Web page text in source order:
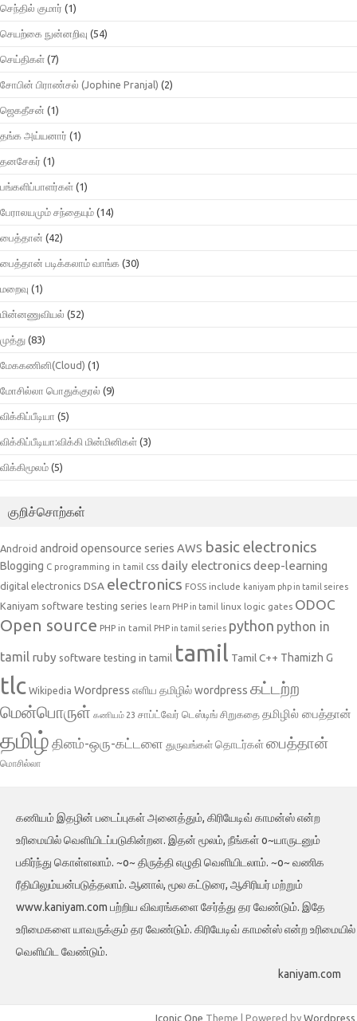
செந்தில் குமார் (1)
செயற்கை நுன்னறிவு (54)
செய்திகள் (7)
சோபின் பிராண்சல் (Jophine Pranjal) (2)
ஜெகதீசன் (1)
தங்க அய்யனார் (1)
தனசேகர் (1)
பங்களிப்பாளர்கள் (1)
பேராலயமும் சந்தையும் (14)
பைத்தான் (42)
பைத்தான் படிக்கலாம் வாங்க (30)
மறைவு (1)
மின்னணுவியல் (52)
முத்து (83)
மேககணினி(Cloud) (1)
மோசில்லா பொதுக்குரல் (9)
விக்கிப்பீடியா (5)
விக்கிப்பீடியா:விக்கி மின்மினிகள் (3)
விக்கிமூலம் (5)
குறிச்சொற்கள்
Android android opensource series AWS basic electronics
Blogging C programming in tamil css daily electronicsdeep-learning
digital electronics DSA electronics FOSS include kaniyam php in tamil seires
Kaniyam software testing series learn PHP in tamil linux logic gates ODOC
Open source PHP in tamil PHP in tamil series python python in
tamil ruby software testing in tamil tamil Tamil C++ Thamizh G
tlc Wikipedia Wordpress எளிய தமிழில் wordpress கட்டற்ற
மென்பொருள் கணியம் 23 சாப்ட்வேர் டெஸ்டிங் சிறுகதை தமிழில் பைத்தான்
தமிழ் தினம்-ஒரு-கட்டளை துருவங்கள் தொடர்கள்பைத்தான்
மொசில்லா
கணியம் இதழின் படைப்புகள் அனைத்தும், கிரியேடிவ் காமன்ஸ் என்ற
உரிமையில் வெளியிடப்படுகின்றன. இதன் மூலம், நீங்கள் o~யாருடனும்
பகிர்ந்து கொள்ளலாம். ~o~ திருத்தி எழுதி வெளியிடலாம். ~o~ வணிக
ரீதியிலும்யன்படுத்தலாம். ஆனால், மூல கட்டுரை, ஆசிரியர் மற்றும்
www.kaniyam.com பற்றிய விவரங்களை சேர்த்து தர வேண்டும். இதே
உரிமைகளை யாவருக்கும் தர வேண்டும். கிரியேடிவ் காமன்ஸ் என்ற உரிமையில்
வெளியிட வேண்டும்.
kaniyam.com
Iconic One Theme | Powered by Wordpress